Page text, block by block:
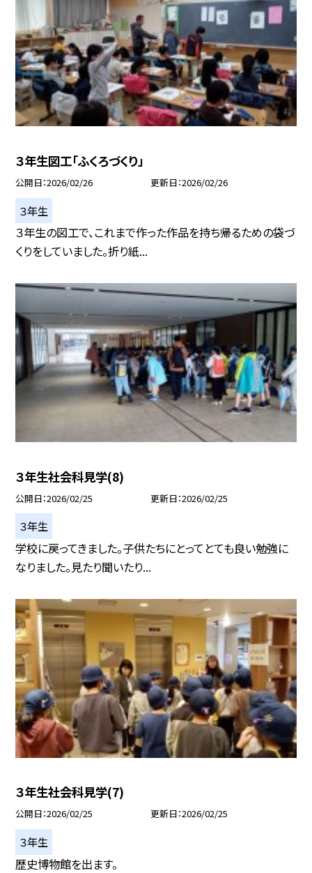
３年生図工「ふくろづくり」
公開日 2026/02/26 更新日 2026/02/26
３年生
３年生の図工で、これまで作った作品を持ち帰るための袋づ
くりをしていました。折り紙...
３年生社会科見学(8)
公開日 2026/02/25 更新日 2026/02/25
３年生
学校に戻ってきました。子供たちにとってとても良い勉強に
なりました。見たり聞いたり...
３年生社会科見学(7)
公開日 2026/02/25 更新日 2026/02/25
３年生
歴史博物館を出ます。